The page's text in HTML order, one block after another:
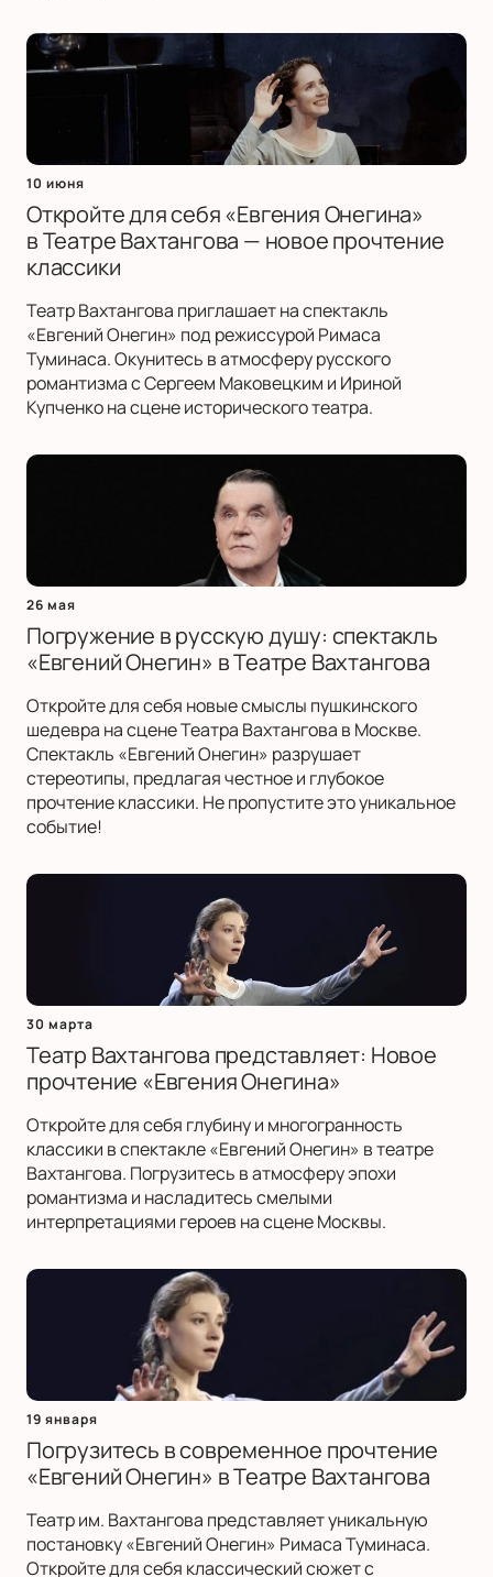
10 июня
Откройте для себя «Евгения Онегина»
в Театре Вахтангова — новое прочтение
классики
Театр Вахтангова приглашает на спектакль
«Евгений Онегин» под режиссурой Римаса
Туминаса. Окунитесь в атмосферу русского
романтизма с Сергеем Маковецким и Ириной
Купченко на сцене исторического театра.
26 мая
Погружение в русскую душу: спектакль
«Евгений Онегин» в Театре Вахтангова
Откройте для себя новые смыслы пушкинского
шедевра на сцене Театра Вахтангова в Москве.
Спектакль «Евгений Онегин» разрушает
стереотипы, предлагая честное и глубокое
прочтение классики. Не пропустите это уникальное
событие!
30 марта
Театр Вахтангова представляет: Новое
прочтение «Евгения Онегина»
Откройте для себя глубину и многогранность
классики в спектакле «Евгений Онегин» в театре
Вахтангова. Погрузитесь в атмосферу эпохи
романтизма и насладитесь смелыми
интерпретациями героев на сцене Москвы.
19 января
Погрузитесь в современное прочтение
«Евгений Онегин» в Театре Вахтангова
Театр им. Вахтангова представляет уникальную
постановку «Евгений Онегин» Римаса Туминаса.
Откройте для себя классический сюжет с